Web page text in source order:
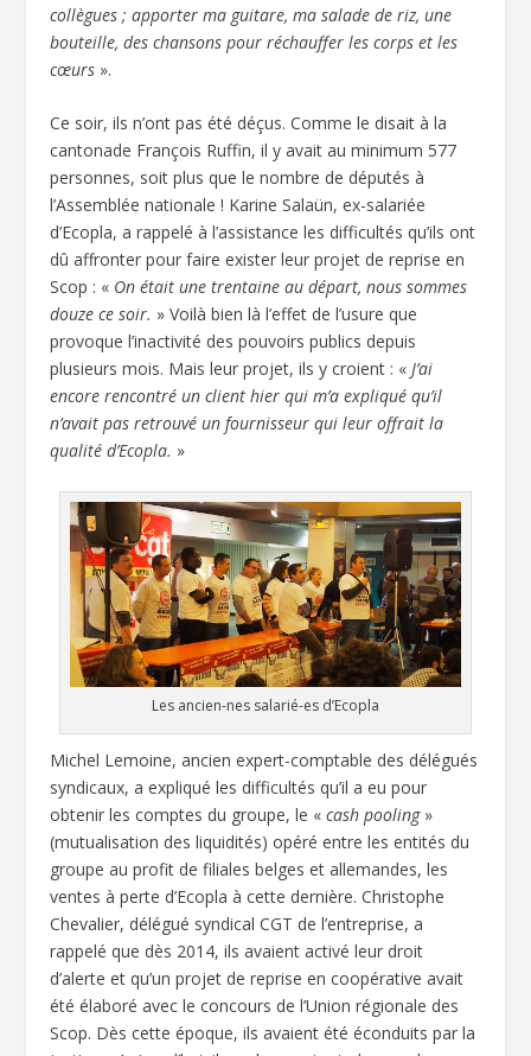
collègues ; apporter ma guitare, ma salade de riz, une
bouteille, des chansons pour réchauffer les corps et les
cœurs ».
Ce soir, ils n’ont pas été déçus. Comme le disait à la
cantonade François Ruffin, il y avait au minimum 577
personnes, soit plus que le nombre de députés à
l’Assemblée nationale ! Karine Salaün, ex-salariée
d’Ecopla, a rappelé à l’assistance les difficultés qu’ils ont
dû affronter pour faire exister leur projet de reprise en
Scop : « On était une trentaine au départ, nous sommes
douze ce soir. » Voilà bien là l’effet de l’usure que
provoque l’inactivité des pouvoirs publics depuis
plusieurs mois. Mais leur projet, ils y croient : «J’ai
encore rencontré un client hier qui m’a expliqué qu’il
n’avait pas retrouvé un fournisseur qui leur offrait la
qualité d’Ecopla. »
Les ancien-nes salarié-es d’Ecopla
Michel Lemoine, ancien expert-comptable des délégués
syndicaux, a expliqué les difficultés qu’il a eu pour
obtenir les comptes du groupe, le «cash pooling»
(mutualisation des liquidités) opéré entre les entités du
groupe au profit de filiales belges et allemandes, les
ventes à perte d’Ecopla à cette dernière. Christophe
Chevalier, délégué syndical CGT de l’entreprise, a
rappelé que dès 2014, ils avaient activé leur droit
d’alerte et qu’un projet de reprise en coopérative avait
été élaboré avec le concours de l’Union régionale des
Scop. Dès cette époque, ils avaient été éconduits par la